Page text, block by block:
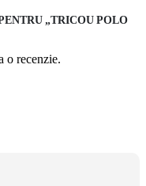
„TRICOU POLO
o recenzie.